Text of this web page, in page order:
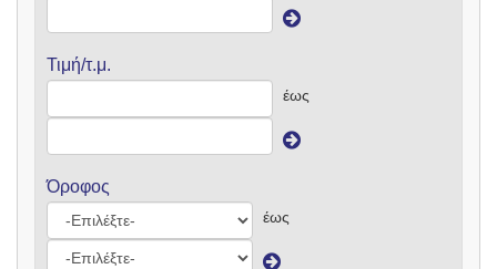
Τιμή/τ.μ.
έως
Όροφος
έως